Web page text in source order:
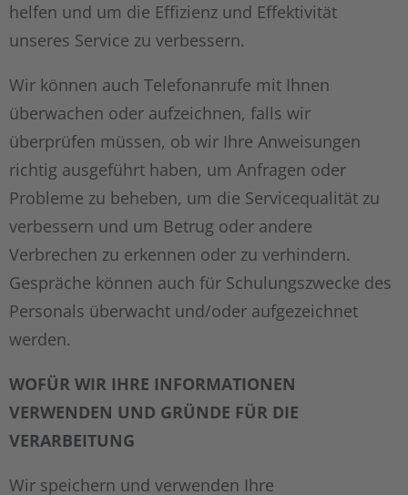
helfen und um die Effizienz und Effektivität
unseres Service zu verbessern.
Wir können auch Telefonanrufe mit Ihnen
überwachen oder aufzeichnen, falls wir
überprüfen müssen, ob wir Ihre Anweisungen
richtig ausgeführt haben, um Anfragen oder
Probleme zu beheben, um die Servicequalität zu
verbessern und um Betrug oder andere
Verbrechen zu erkennen oder zu verhindern.
Gespräche können auch für Schulungszwecke des
Personals überwacht und/oder aufgezeichnet
werden.
WOFÜR WIR IHRE INFORMATIONEN
VERWENDEN UND GRÜNDE FÜR DIE
VERARBEITUNG
Wir speichern und verwenden Ihre